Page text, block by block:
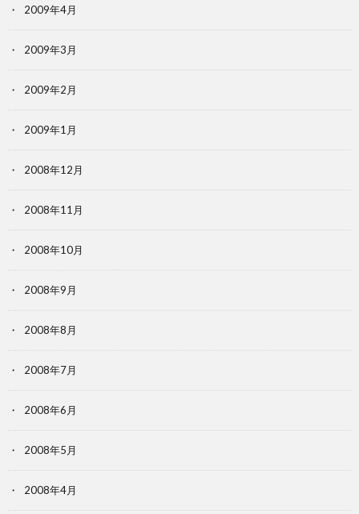
2009年4月
2009年3月
2009年2月
2009年1月
2008年12月
2008年11月
2008年10月
2008年9月
2008年8月
2008年7月
2008年6月
2008年5月
2008年4月